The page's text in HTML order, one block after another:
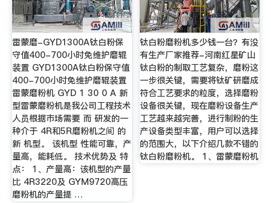
雷蒙磨-GYD1300A钛白粉保
守值400-700小时免维护磨辊
装置 GYD1300A钛白粉保守值
400-700小时免维护磨辊装置
雷蒙磨粉机 GYD 1 30 0 A 新
型雷蒙磨粉机是我公司工程技术
人员根据市场需要 而 研发的一
种介于 4R和5R磨粉机之间 的
新 机型。 该机型 性能可靠，产
量高，能耗低。 技术优势及 特
点： 1、产量高：该机型的产量
比 4R3220及 GYM9720高压
磨粉机的产量提 …
钛白粉磨粉机多少钱一台？有没
有生产厂家推荐-河南红星矿山
钛白粉的制取工艺复杂，磨粉这
一步很关键，需要将钛矿研磨成
符合工艺要求的粒度，选择磨粉
设备很关键，现在磨粉设备生产
工艺越来越完善，进行制粉的生
产设备类型丰富，用户可以选择
的范围大，以下介绍几款不错的
钛白粉磨粉机。 1、雷蒙磨粉机